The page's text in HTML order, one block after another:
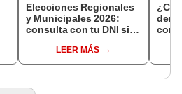
Elecciones Regionales
y Municipales 2026:
consulta con tu DNI si
de mesa para este 4 de
octubre en el link oficial
LEER MÁS
con